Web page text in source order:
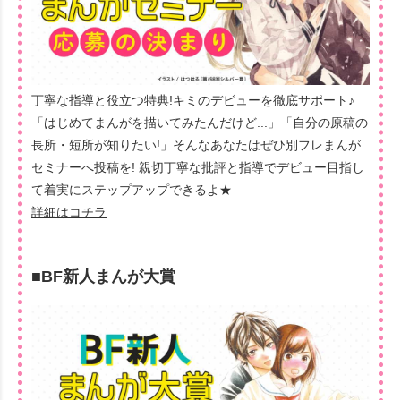
丁寧な指導と役立つ特典!キミのデビューを徹底サポート♪
「はじめてまんがを描いてみたんだけど...」「自分の原稿の
長所・短所が知りたい!」そんなあなたはぜひ別フレまんが
セミナーへ投稿を! 親切丁寧な批評と指導でデビュー目指し
て着実にステップアップできるよ★
詳細はコチラ
■BF新人まんが大賞